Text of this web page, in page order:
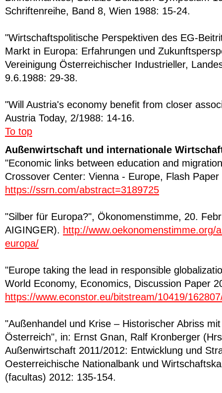
Schriftenreihe, Band 8, Wien 1988: 15-24.
"Wirtschaftspolitische Perspektiven des EG-
Markt in Europa: Erfahrungen und
Vereinigung Österreichischer Industrieller,
9.6.1988: 29-38.
"Will Austria's economy benefit from closer
Austria Today, 2/1988: 14-16.
To top
Außenwirtschaft und internationale
"Economic links between education and
Crossover Center: Vienna - Europe, Flash
https://ssrn.com/abstract=3189725
"Silber für Europa?", Ökonomenstimme, 20.
AIGINGER). http://www.oekonomenstimme.org/
europa/
"Europe taking the lead in responsible
World Economy, Economics, Discussion Paper
https://www.econstor.eu/bitstream/10419/
"Außenhandel und Krise – Historischer Abriss
Österreich", in: Ernst Gnan, Ralf Kronberger
Außenwirtschaft 2011/2012: Entwicklung und
Oesterreichische Nationalbank und
(facultas) 2012: 135-154.